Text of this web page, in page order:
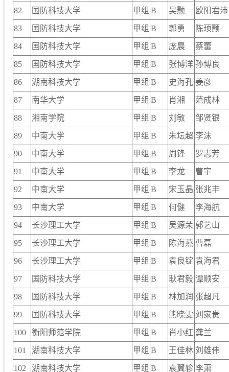
82 国防科技大学 甲组 B 吴颢 欧阳君沛
83 国防科技大学 甲组 B 郭勇 陈顼颢
84 国防科技大学 甲组 B 庞晨 蔡蕾
85 国防科技大学 甲组 B 张博洋 孙博良
86 湖南科技大学 甲组 B 史海孔 姜彦
87 南华大学 甲组 B 肖湘 范成林
88 湘南学院 甲组 B 刘敏 邹贤银
89 中南大学 甲组 B 朱坛超 李沫
90 中南大学 甲组 B 周锋 罗志芳
91 中南大学 甲组 B 李龙 曹宇
92 中南大学 甲组 B 宋玉晶 张兆丰
93 中南大学 甲组 B 何健 李海航
94 长沙理工大学 甲组 B 吴源荣 郭艺山
95 长沙理工大学 甲组 B 陈海燕 曹磊
96 长沙理工大学 甲组 B 袁良锭 袁海君
97 国防科技大学 甲组 B 耿君毅 谭顺安
98 国防科技大学 甲组 B 林加润 张超凡
99 国防科技大学 甲组 B 熊晓雯 刘家贵
100 衡阳师范学院 甲组 B 肖小红 龚兰
101 湖南科技大学 甲组 B 王佳林 刘雄伟
102 湖南科技大学 甲组 B 袁翼轸 李萧